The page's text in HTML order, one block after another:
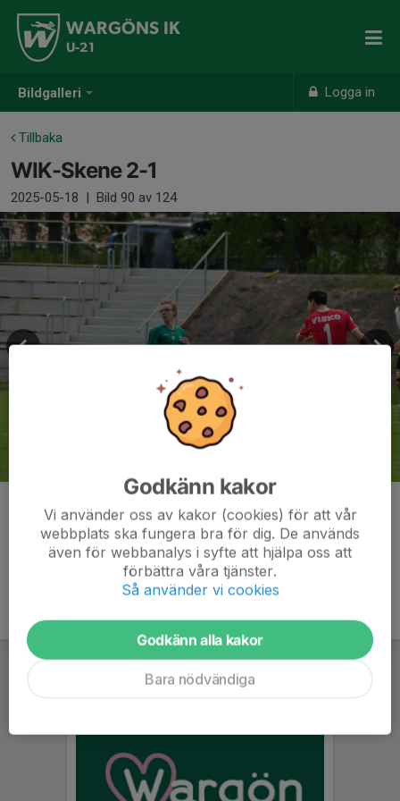
Bildgalleri Logga in
WARGÖNS IK
U-21
Tillbaka
WIK-Skene 2-1
2025-05-18 | Bild 90 av 124
Kommentarer
Godkänn kakor
Vi använder oss av kakor (cookies) för att vår
webbplats ska fungera bra för dig. De används
även för webbanalys i syfte att hjälpa oss att
förbättra våra tjänster.
Så använder vi cookies
Godkänn alla kakor
Bara nödvändiga